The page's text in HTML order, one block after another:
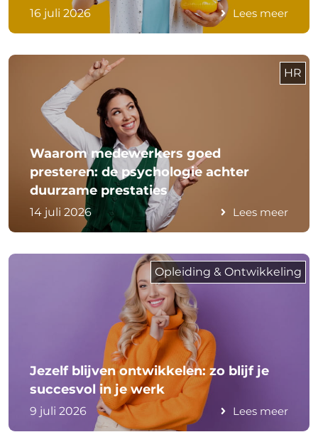
16 juli 2026 Lees meer
HR
Waarom medewerkers goed
presteren: de psychologie achter
duurzame prestaties
14 juli 2026 Lees meer
Opleiding & Ontwikkeling
Jezelf blijven ontwikkelen: zo blijf je
succesvol in je werk
9 juli 2026 Lees meer